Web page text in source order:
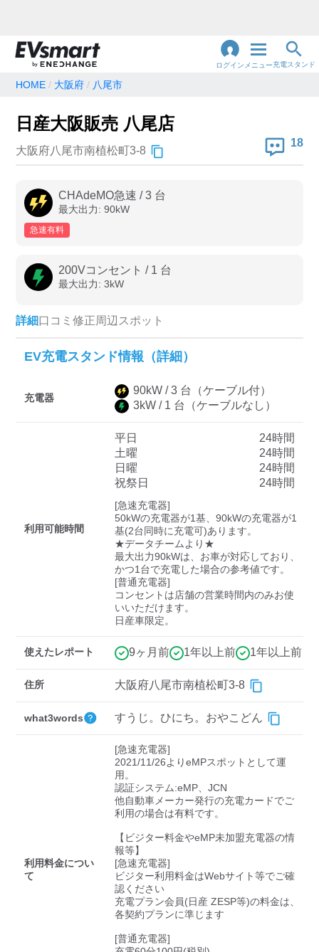
ログイン メニュー充電スタンド
地名・観光スポット・住所で検索
充電器の種類
急速充電器のみ表示
高速道路上のみ表示
認証システム
EV充電エネチェンジ
三菱ディーラーを表示
日産ディーラーを表示
中速-20kW-以上
HOME 大阪府 八尾市
日産大阪販売 八尾店
大阪府八尾市南植松町3-8
18
CHAdeMO急速 /3 台
最大出力: 90kW
急速有料
200Vコンセント / 1 台
最大出力: 3kW
詳細口コミ 修正周辺スポット
EV充電スタンド情報（詳細）
充電器
90kW /3 台
（ケーブル付）
3kW / 1 台 （ケーブルなし）
利用可能時間
平日
24時間
土曜
24時間
日曜
24時間
祝祭日
24時間
[急速充電器]
50kWの充電器が1基、90kWの充電器が1
基(2台同時に充電可)あります。
★データチームより★
最大出力90kWは、お車が対応しており、
かつ1台で充電した場合の参考値です。
[普通充電器]
コンセントは店舗の営業時間内のみお使
いいただけます。
日産車限定。
使えたレポート 9ヶ月前 1年以上前 1年以上前
住所 大阪府八尾市南植松町3-8
what3words すうじ。ひにち。おやこどん
利用料金につい
て
[急速充電器]
2021/11/26よりeMPスポットとして運
用。
認証システム:eMP、JCN
他自動車メーカー発行の充電カードでご
利用の場合は有料です。
【ビジター料金やeMP未加盟充電器の情
報等】
[急速充電器]
ビジター利用料金はWebサイト等でご確
認ください
充電プラン会員(日産 ZESP等)の料金は、
各契約プランに準じます
[普通充電器]